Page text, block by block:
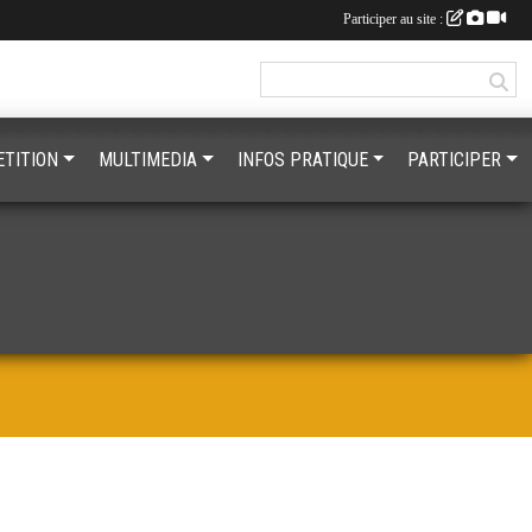
MULTIMEDIA INFOS PRATIQUE PARTICIPER
Participer au site :